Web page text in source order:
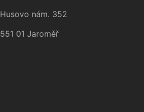
Husovo nám. 352
551 01 Jaroměř